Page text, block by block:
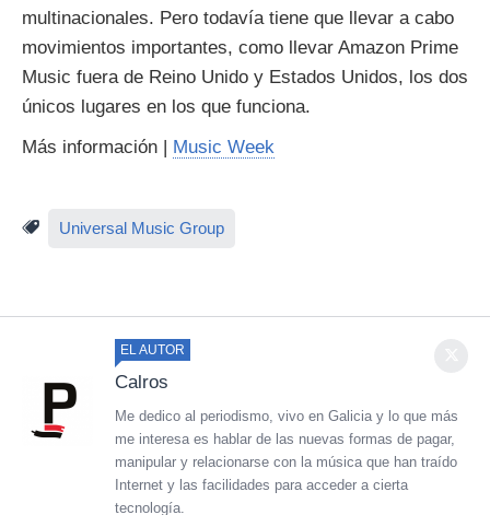
multinacionales. Pero todavía tiene que llevar a cabo
movimientos importantes, como llevar Amazon Prime
Music fuera de Reino Unido y Estados Unidos, los dos
únicos lugares en los que funciona.
Más información | Music Week
Universal Music Group
EL AUTOR
Calros
Me dedico al periodismo, vivo en Galicia y lo que más
me interesa es hablar de las nuevas formas de pagar,
manipular y relacionarse con la música que han traído
Internet y las facilidades para acceder a cierta
tecnología.